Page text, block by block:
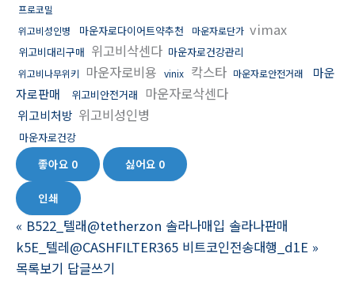
프로코밀
위고비성인병
마운자로다이어트약추천 마운자로단가 vimax
위고비대리구매 위고비삭센다 마운자로건강관리
위고비나무위키 마운자로비용 vinix 칵스타 마운자로안전거래
마운
자로판매
위고비안전거래 마운자로삭센다
위고비처방 위고비성인병
마운자로건강
좋아요 0 싫어요 0
인쇄
« B522_텔래@tetherzon 솔라나매입 솔라나판매
k5E_텔레@CASHFILTER365 비트코인전송대행_d1E »
목록보기 답글쓰기